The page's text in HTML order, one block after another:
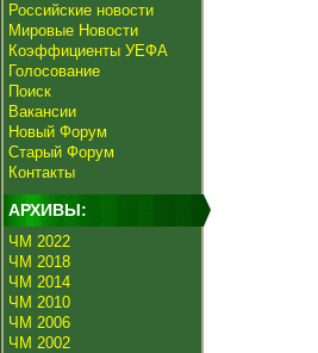
Российские новости
Мировые Новости
Коэффициенты УЕФА
Голосование
Поиск
Вакансии
Новый Форум
Старый Форум
Контакты
АРХИВЫ:
ЧМ 2022
ЧМ 2018
ЧМ 2014
ЧМ 2010
ЧМ 2006
ЧМ 2002